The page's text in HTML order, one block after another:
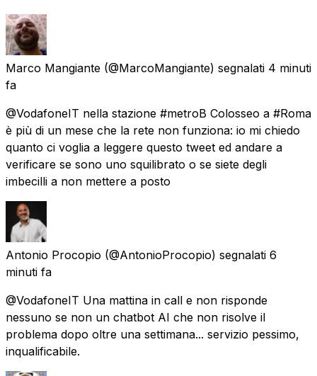
Marco Mangiante (@MarcoMangiante) segnalati 4 minuti
fa
@VodafoneIT nella stazione #metroB Colosseo a #Roma
è più di un mese che la rete non funziona: io mi chiedo
quanto ci voglia a leggere questo tweet ed andare a
verificare se sono uno squilibrato o se siete degli
imbecilli a non mettere a posto
Antonio Procopio (@AntonioProcopio) segnalati 6
minuti fa
@VodafoneIT Una mattina in call e non risponde
nessuno se non un chatbot AI che non risolve il
problema dopo oltre una settimana... servizio pessimo,
inqualificabile.